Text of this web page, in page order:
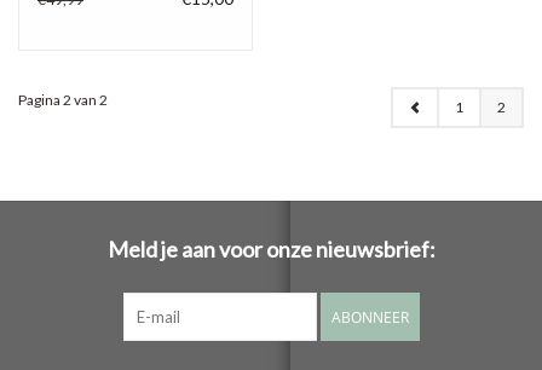
Pagina 2 van 2 1 2
Meld je aan voor onze nieuwsbrief:
ABONNEER